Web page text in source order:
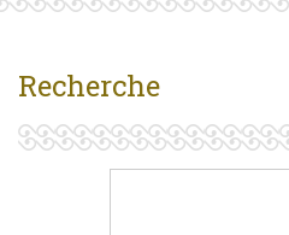
Recherche